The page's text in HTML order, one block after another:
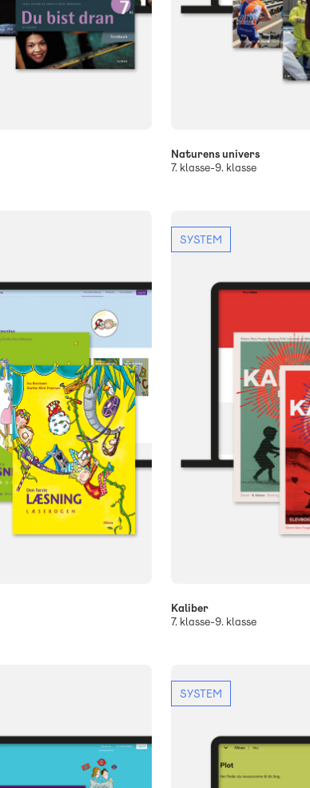
Naturens univers
7. klasse-9. klasse
SYSTEM
Kaliber
7. klasse-9. klasse
SYSTEM